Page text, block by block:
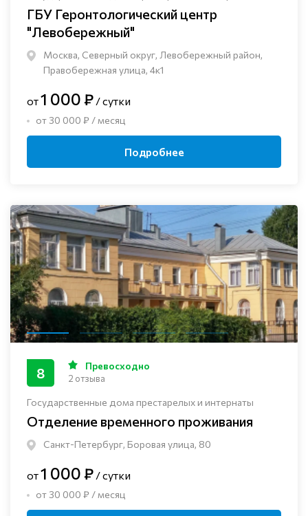
ГБУ Геронтологический центр
"Левобережный"
Москва, Северный округ, Левобережный район,
Правобережная улица, 4к1
от1 000 ₽ / сутки
от 30 000 ₽ / месяц
Подробнее
Государственные дома престарелых и интернаты
Отделение временного проживания
Санкт-Петербург, Боровая улица, 80
8 Превосходно
2 отзыва
от1 000 ₽ / сутки
от 30 000 ₽ / месяц